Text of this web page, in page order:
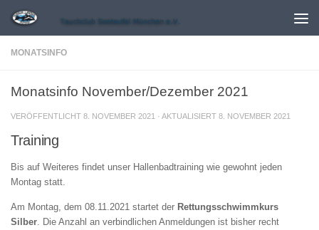
Zum Inhalt springen
MONATSINFO
Monatsinfo November/Dezember 2021
VERÖFFENTLICHT 8. NOVEMBER 2021 · AKTUALISIERT 8. NOVEMBER 2021
Training
Bis auf Weiteres findet unser Hallenbadtraining wie gewohnt jeden
Montag statt.
Am Montag, dem 08.11.2021 startet der Rettungsschwimmkurs
Silber . Die Anzahl an verbindlichen Anmeldungen ist bisher recht